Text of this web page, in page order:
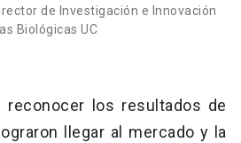
de Investigación e Innovación
Biológicas UC
los resultados de
llegar al mercado y la